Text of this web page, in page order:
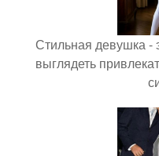
Стильная девушка -
выглядеть